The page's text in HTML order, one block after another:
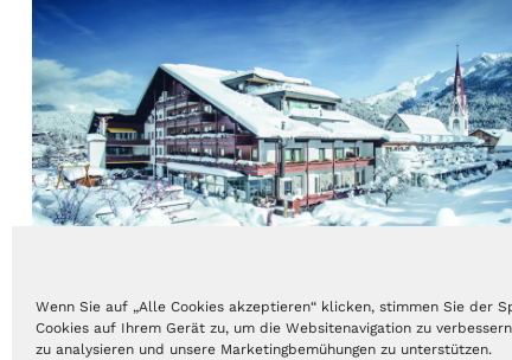
Wenn Sie auf „Alle Cookies akzeptieren“ klicken, stimmen Sie der
Cookies auf Ihrem Gerät zu, um die Websitenavigation zu
zu analysieren und unsere Marketingbemühungen zu unterstützen.